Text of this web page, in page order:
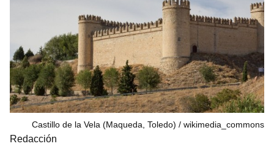
Castillo de la Vela (Maqueda, Toledo) wikimedia_commons
Redacción